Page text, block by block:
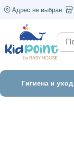
Адрес не выбран
Гигиена и уход